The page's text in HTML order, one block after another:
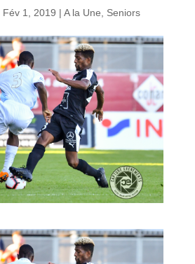
Fév 1, 2019 | A la Une, Seniors